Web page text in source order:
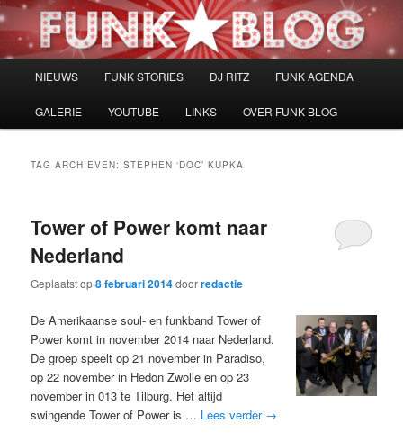
Spring
naar
Spring
naar
NIEUWS FUNK STORIES DJ RITZ FUNK AGENDA
GALERIE YOUTUBE LINKS OVER FUNK BLOG
TAG ARCHIEVEN:STEPHEN ‘DOC’ KUPKA
Tower of Power komt naar
Nederland
Geplaatst op8 februari 2014doorredactie
De Amerikaanse soul- en funkband Tower of
Power komt in november 2014 naar Nederland.
De groep speelt op 21 november in Paradiso,
op 22 november in Hedon Zwolle en op 23
november in 013 te Tilburg. Het altijd
swingende Tower of Power is … Lees verder →